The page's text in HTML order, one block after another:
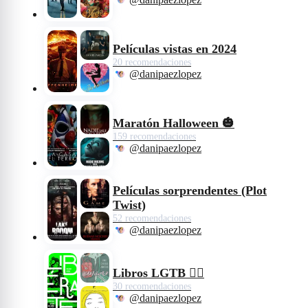
Películas vistas en 2024
20 recomendaciones
@danipaezlopez
Maratón Halloween 🎃
159 recomendaciones
@danipaezlopez
Películas sorprendentes (Plot
Twist)
52 recomendaciones
@danipaezlopez
Libros LGTB 🏳️‍🌈
30 recomendaciones
@danipaezlopez